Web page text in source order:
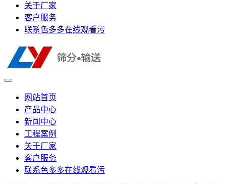
关于厂家
客户服务
联系色多多在线观看污
网站首页
产品中心
新闻中心
工程案例
关于厂家
客户服务
联系色多多在线观看污